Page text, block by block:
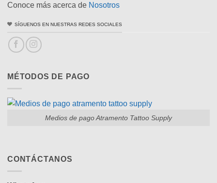
Conoce más acerca de Nosotros
SÍGUENOS EN NUESTRAS REDES SOCIALES
MÉTODOS DE PAGO
Medios de pago Atramento Tattoo Supply
CONTÁCTANOS